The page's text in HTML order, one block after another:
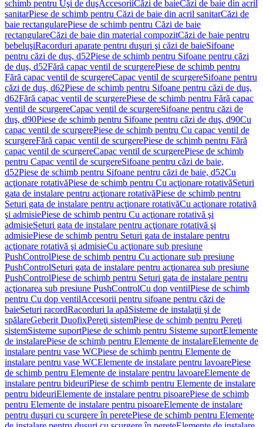
schimb pentru Uşi de duşAccesoriiCăzi de baieCăzi de baie din acril
sanitarPiese de schimb pentru Căzi de baie din acril sanitarCăzi de
baie rectangularePiese de schimb pentru Căzi de baie
rectangulareCăzi de baie din material compozitCăzi de baie pentru
bebeluşiRacorduri aparate pentru duşuri şi căzi de baieSifoane
pentru căzi de duş, d52Piese de schimb pentru Sifoane pentru căzi
de duş, d52Fără capac ventil de scurgerePiese de schimb pentru
Fără capac ventil de scurgereCapac ventil de scurgereSifoane pentru
căzi de duş, d62Piese de schimb pentru Sifoane pentru căzi de duş,
d62Fără capac ventil de scurgerePiese de schimb pentru Fără capac
ventil de scurgereCapac ventil de scurgereSifoane pentru căzi de
duş, d90Piese de schimb pentru Sifoane pentru căzi de duş, d90Cu
capac ventil de scurgerePiese de schimb pentru Cu capac ventil de
scurgereFără capac ventil de scurgerePiese de schimb pentru Fără
capac ventil de scurgereCapac ventil de scurgerePiese de schimb
pentru Capac ventil de scurgereSifoane pentru căzi de baie,
d52Piese de schimb pentru Sifoane pentru căzi de baie, d52Cu
acţionare rotativăPiese de schimb pentru Cu acţionare rotativăSeturi
gata de instalare pentru acţionare rotativăPiese de schimb pentru
Seturi gata de instalare pentru acţionare rotativăCu acţionare rotativă
şi admisiePiese de schimb pentru Cu acţionare rotativă şi
admisieSeturi gata de instalare pentru acţionare rotativă şi
admisiePiese de schimb pentru Seturi gata de instalare pentru
acţionare rotativă şi admisieCu acţionare sub presiune
PushControlPiese de schimb pentru Cu acţionare sub presiune
PushControlSeturi gata de instalare pentru acţionarea sub presiune
PushControlPiese de schimb pentru Seturi gata de instalare pentru
acţionarea sub presiune PushControlCu dop ventilPiese de schimb
pentru Cu dop ventilAccesorii pentru sifoane pentru căzi de
baieSeturi racordRacorduri la apăSisteme de instalaţii şi de
spălareGeberit DuofixPereţi sistemPiese de schimb pentru Pereţi
sistemSisteme suportPiese de schimb pentru Sisteme suportElemente
de instalarePiese de schimb pentru Elemente de instalareElemente de
instalare pentru vase WCPiese de schimb pentru Elemente de
instalare pentru vase WCElemente de instalare pentru lavoarePiese
de schimb pentru Elemente de instalare pentru lavoareElemente de
instalare pentru bideuriPiese de schimb pentru Elemente de instalare
pentru bideuriElemente de instalare pentru pisoarePiese de schimb
pentru Elemente de instalare pentru pisoareElemente de instalare
pentru duşuri cu scurgere în peretePiese de schimb pentru Elemente